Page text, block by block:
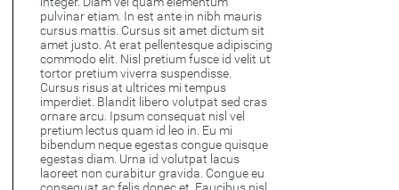
pulvinar etiam. In est ante in nibh mauris
cursus mattis. Cursus sit amet dictum sit
amet justo. At erat pellentesque adipiscing
commodo elit. Nisl pretium fusce id velit ut
tortor pretium viverra suspendisse.
Cursus risus at ultrices mi tempus
imperdiet. Blandit libero volutpat sed cras
ornare arcu. Ipsum consequat nisl vel
pretium lectus quam id leo in. Eu mi
bibendum neque egestas congue quisque
egestas diam. Urna id volutpat lacus
laoreet non curabitur gravida. Congue eu
consequat ac felis donec et. Faucibus nisl